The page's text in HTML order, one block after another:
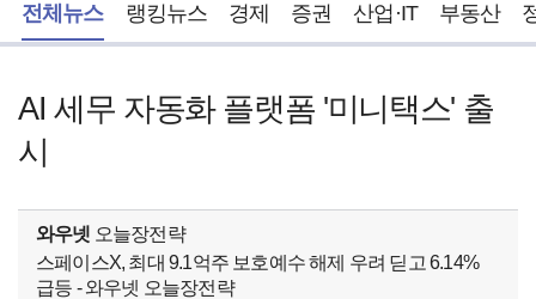
전체뉴스 랭킹뉴스 경제 증권 산업·IT 부동산
AI 세무 자동화 플랫폼 '미니택스' 출
시
와우넷 오늘장전략
스페이스X, 최대 9.1억주 보호예수 해제 우려 딛고 6.14%
급등 - 와우넷 오늘장전략